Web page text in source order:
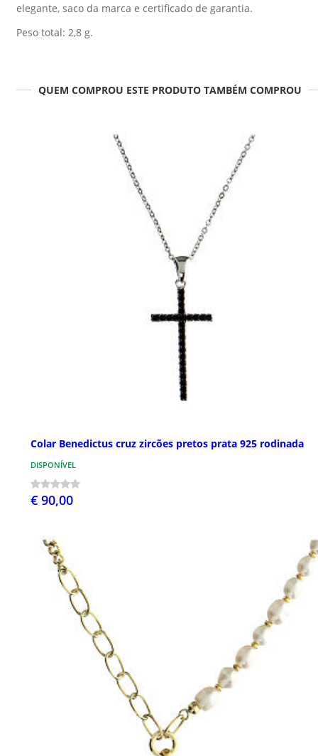
elegante, saco da marca e certificado de garantia.
Peso total: 2,8 g.
QUEM COMPROU ESTE PRODUTO TAMBÉM COMPROU
Colar Benedictus cruz zircões pretos prata 925 rodinada
DISPONÍVEL
€ 90,00